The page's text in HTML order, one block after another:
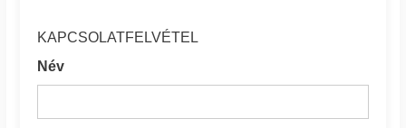
KAPCSOLATFELVÉTEL
Név